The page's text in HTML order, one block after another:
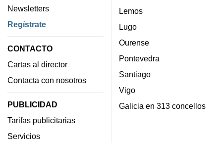
Newsletters
Regístrate
CONTACTO
Cartas al director
Contacta con nosotros
PUBLICIDAD
Tarifas publicitarias
Servicios
Lemos
Lugo
Ourense
Pontevedra
Santiago
Vigo
Galicia en 313 concellos